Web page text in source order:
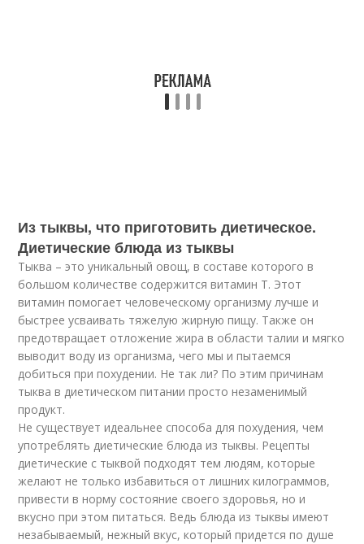
Из тыквы, что приготовить диетическое.
Диетические блюда из тыквы
Тыква – это уникальный овощ, в составе которого в
большом количестве содержится витамин Т. Этот
витамин помогает человеческому организму лучше и
быстрее усваивать тяжелую жирную пищу. Также он
предотвращает отложение жира в области талии и мягко
выводит воду из организма, чего мы и пытаемся
добиться при похудении. Не так ли? По этим причинам
тыква в диетическом питании просто незаменимый
продукт.
Не существует идеальнее способа для похудения, чем
употреблять диетические блюда из тыквы. Рецепты
диетические с тыквой подходят тем людям, которые
желают не только избавиться от лишних килограммов,
привести в норму состояние своего здоровья, но и
вкусно при этом питаться. Ведь блюда из тыквы имеют
незабываемый, нежный вкус, который придется по душе